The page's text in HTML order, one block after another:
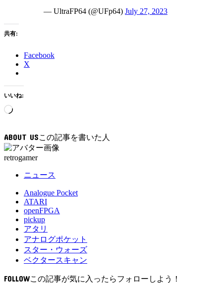
— UltraFP64 (@UFp64) July 27, 2023
共有:
Facebook
X
いいね:
読
み
中…
ABOUT US
retrogamer
ニュース
Analogue Pocket
ATARI
openFPGA
pickup
アタリ
アナログポケット
スター・ウォーズ
ベクタースキャン
FOLLOW